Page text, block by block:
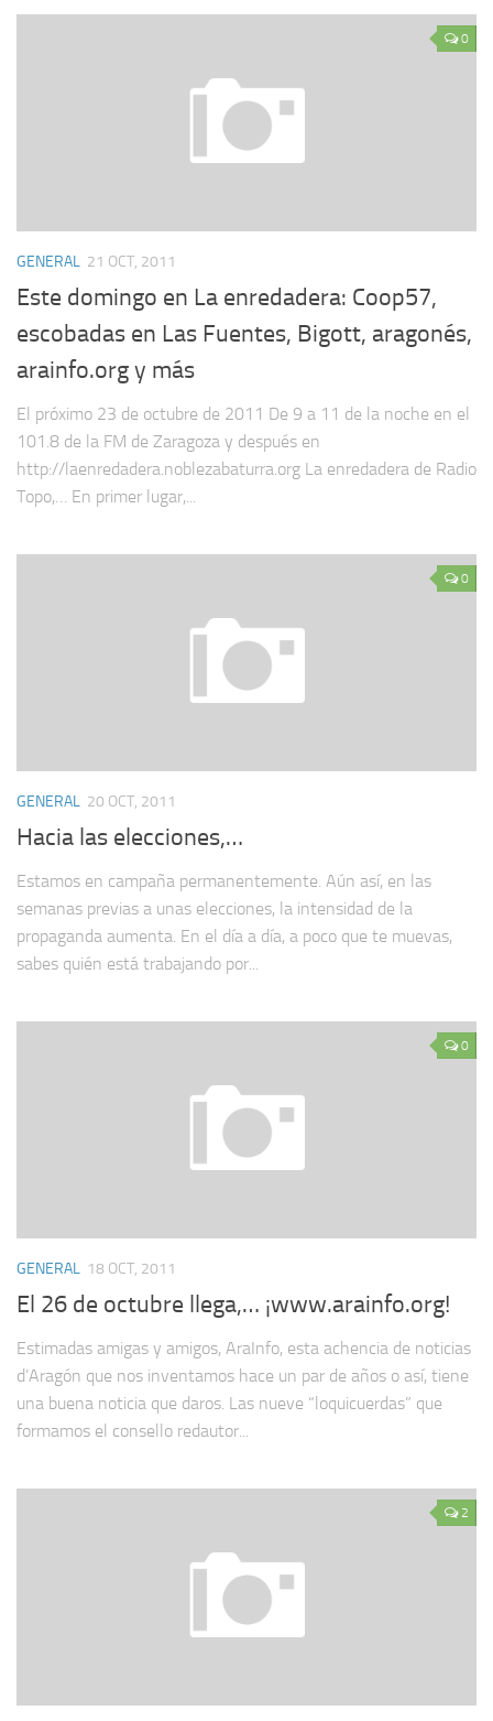
0
GENERAL 21 OCT, 2011
Este domingo en La enredadera: Coop57,
escobadas en Las Fuentes, Bigott, aragonés,
arainfo.org y más
El próximo 23 de octubre de 2011 De 9 a 11 de la noche en el
101.8 de la FM de Zaragoza y después en
http://laenredadera.noblezabaturra.org La enredadera de Radio
Topo,… En primer lugar,...
0
GENERAL 20 OCT, 2011
Hacia las elecciones,…
Estamos en campaña permanentemente. Aún así, en las
semanas previas a unas elecciones, la intensidad de la
propaganda aumenta. En el día a día, a poco que te muevas,
sabes quién está trabajando por...
0
GENERAL 18 OCT, 2011
El 26 de octubre llega,… ¡www.arainfo.org!
Estimadas amigas y amigos, AraInfo, esta achencia de noticias
d’Aragón que nos inventamos hace un par de años o así, tiene
una buena noticia que daros. Las nueve “loquicuerdas” que
formamos el consello redautor...
2